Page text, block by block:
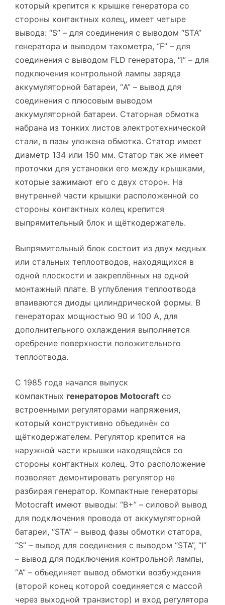
который крепится к крышке генератора со
стороны контактных колец, имеет четыре
вывода: “S” – для соединения с выводом “STA”
генератора и выводом тахометра, “F” – для
соединения с выводом FLD генератора, “I” – для
подключения контрольной лампы заряда
аккумуляторной батареи, “A” – вывод для
соединения с плюсовым выводом
аккумуляторной батареи. Статорная обмотка
набрана из тонких листов электротехнической
стали, в пазы уложена обмотка. Статор имеет
диаметр 134 или 150 мм. Статор так же имеет
проточки для установки его между крышками,
которые зажимают его с двух сторон. На
внутренней части крышки расположенной со
стороны контактных колец крепится
выпрямительный блок и щёткодержатель.
Выпрямительный блок состоит из двух медных
или стальных теплоотводов, находящихся в
одной плоскости и закреплённых на одной
монтажный плате. В углубления теплоотвода
впаиваются диоды цилиндрической формы. В
генераторах мощностью 90 и 100 А, для
дополнительного охлаждения выполняется
оребрение поверхности положительного
теплоотвода.
С 1985 года начался выпуск
компактных генераторов Motocraft со
встроенными регуляторами напряжения,
который конструктивно объединён со
щёткодержателем. Регулятор крепится на
наружной части крышки находящейся со
стороны контактных колец. Это расположение
позволяет демонтировать регулятор не
разбирая генератор. Компактные генераторы
Motocraft имеют выводы: “B+” – силовой вывод
для подключения провода от аккумуляторной
батареи, “STA” – вывод фазы обмотки статора,
“S” – вывод для соединения с выводом “STA”, “I”
– вывод для подключения контрольной лампы,
“A” – объединяет вывод обмотки возбуждения
(второй конец которой соединяется с массой
через выходной транзистор) и вход регулятора